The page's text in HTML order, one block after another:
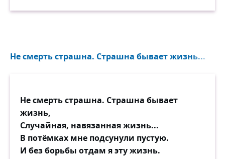
Не смерть страшна. Страшна бывает жизнь...
Не смерть страшна. Страшна бывает
жизнь,
Случайная, навязанная жизнь...
В потёмках мне подсунули пустую.
И без борьбы отдам я эту жизнь.